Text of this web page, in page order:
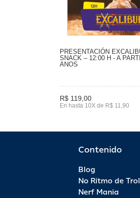
PRESENTACIÓN
SNACK – 12:00 H - A
ANOS
R$ 119,00
En hasta 10X de R$ 11,90
Contenido
Blog
No Ritmo de
Nerf Mania